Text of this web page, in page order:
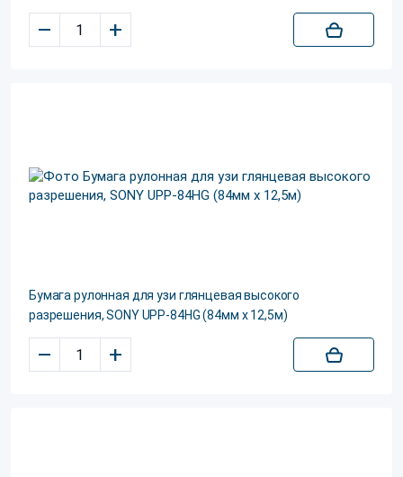
– +
Бумага рулонная для узи глянцевая высокого
разрешения, SONY UPP-84HG (84мм х 12,5м)
– +